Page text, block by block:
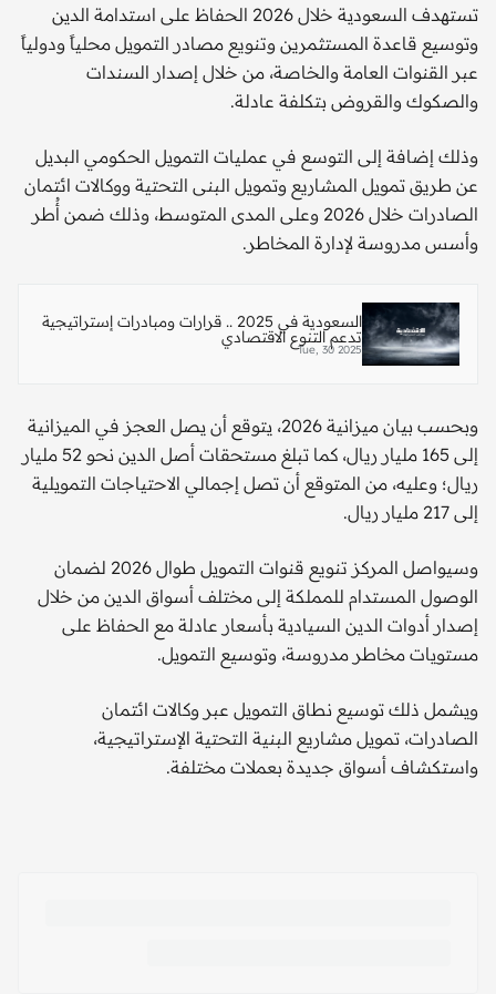
تستهدف السعودية خلال 2026 الحفاظ على استدامة الدين
وتوسيع قاعدة المستثمرين وتنويع مصادر التمويل محلياً ودولياً
عبر القنوات العامة والخاصة، من خلال إصدار السندات
والصكوك والقروض بتكلفة عادلة.
وذلك إضافة إلى التوسع في عمليات التمويل الحكومي البديل
عن طريق تمويل المشاريع وتمويل البنى التحتية ووكالات ائتمان
الصادرات خلال 2026 وعلى المدى المتوسط، وذلك ضمن أُطر
وأسس مدروسة لإدارة المخاطر.
السعودية في 2025 .. قرارات ومبادرات إستراتيجية
تدعم التنوع الاقتصادي
Tue, 30 2025
وبحسب بيان ميزانية 2026، يتوقع أن يصل العجز في الميزانية
إلى 165 مليار ريال، كما تبلغ مستحقات أصل الدين نحو 52 مليار
ريال؛ وعليه، من المتوقع أن تصل إجمالي الاحتياجات التمويلية
إلى 217 مليار ريال.
وسيواصل المركز تنويع قنوات التمويل طوال 2026 لضمان
الوصول المستدام للمملكة إلى مختلف أسواق الدين من خلال
إصدار أدوات الدين السيادية بأسعار عادلة مع الحفاظ على
مستويات مخاطر مدروسة، وتوسيع التمويل.
ويشمل ذلك توسيع نطاق التمويل عبر وكالات ائتمان
الصادرات، تمويل مشاريع البنية التحتية الإستراتيجية،
واستكشاف أسواق جديدة بعملات مختلفة.